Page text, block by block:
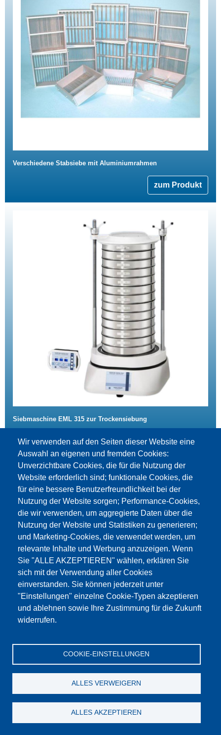
Verschiedene Stabsiebe mit Aluminiumrahmen
zum Produkt
Siebmaschine EML 315 zur Trockensiebung
zum Produkt
Ultraschall Reinigungsgerät für Analysensiebe Ø 220 mm
zum Produkt
Wir verwenden auf den Seiten dieser Website eine
Auswahl an eigenen und fremden Cookies:
Unverzichtbare Cookies, die für die Nutzung der
Website erforderlich sind; funktionale Cookies, die
für eine bessere Benutzerfreundlichkeit bei der
Nutzung der Website sorgen; Performance-Cookies,
die wir verwenden, um aggregierte Daten über die
Nutzung der Website und Statistiken zu generieren;
und Marketing-Cookies, die verwendet werden, um
relevante Inhalte und Werbung anzuzeigen. Wenn
Sie "ALLE AKZEPTIEREN" wählen, erklären Sie
sich mit der Verwendung aller Cookies
einverstanden. Sie können jederzeit unter
"Einstellungen" einzelne Cookie-Typen akzeptieren
und ablehnen sowie Ihre Zustimmung für die Zukunft
widerrufen.
COOKIE-EINSTELLUNGEN
ALLES VERWEIGERN
ALLES AKZEPTIEREN